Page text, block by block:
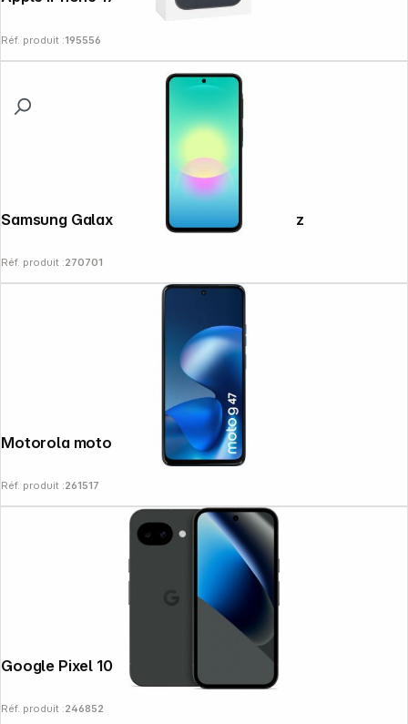
Réf. produit :195556
Samsung Galaxy A27 5G (128GB) schwarz
Réf. produit :270701
Motorola moto g47 PANTONE nautical b
Réf. produit :261517
Réf. produit :246852